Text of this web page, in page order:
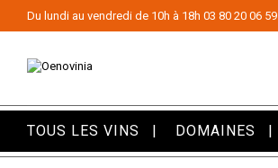
Du lundi au vendredi de 10h à 18h 03 80 20 06 59
TOUS LES VINS DOMAINES
Panneau de gestion des cookies